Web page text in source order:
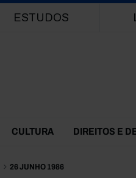
ESTUDOS
CULTURA DIREITOS E
26 JUNHO 1986